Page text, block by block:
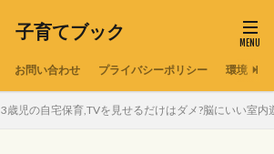
子育てブック
お問い合わせ プライバシーポリシー 環境
3歳児の自宅保育,TVを見せるだけはダメ?脳にいい室内